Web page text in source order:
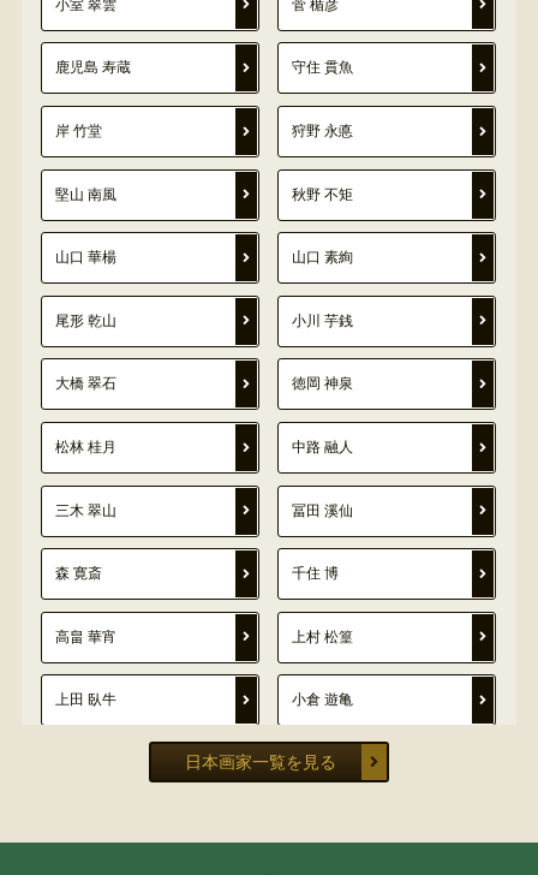
小室 翠雲 菅 楯彦
鹿児島 寿蔵 守住 貫魚
岸 竹堂 狩野 永悳
堅山 南風 秋野 不矩
山口 華楊 山口 素絢
尾形 乾山 小川 芋銭
大橋 翠石 徳岡 神泉
松林 桂月 中路 融人
三木 翠山 冨田 溪仙
森 寛斎 千住 博
高畠 華宵 上村 松篁
上田 臥牛 小倉 遊亀
岡田 半江
日本画家一覧を見る